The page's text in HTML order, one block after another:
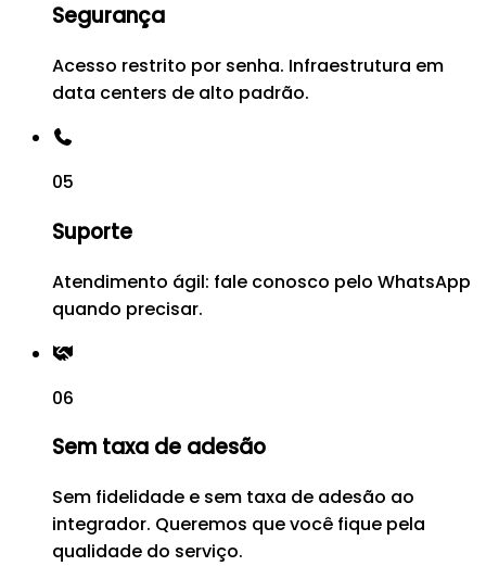
Segurança
Acesso restrito por senha. Infraestrutura em
data centers de alto padrão.
05
Suporte
Atendimento ágil: fale conosco pelo WhatsApp
quando precisar.
06
Sem taxa de adesão
Sem fidelidade e sem taxa de adesão ao
integrador. Queremos que você fique pela
qualidade do serviço.